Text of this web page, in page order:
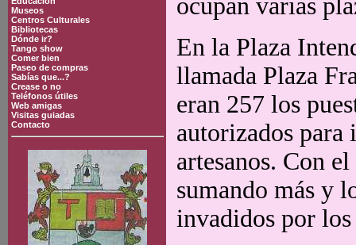
Museos
Centros Culturales
Bibliotecas
Dónde ir?
Tango show
Comer bien
Paseo de compras
Sabías que...?
Crease o no
Teléfonos útiles
Web amigas
Visitas guiadas
Contacto
ocupan varias
En la Plaza
llamada Plaza
eran 257 los
autorizados
artesanos. Con
sumando más y
invadidos por